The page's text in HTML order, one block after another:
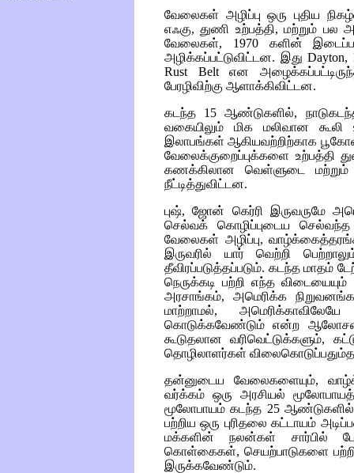
வேலைகள் அழிப்பு ஒரு புதிய
எஃகு, துணி உற்பத்தி, மற்றும் பல
வேலைகள், 1970 களின்
அழிக்கப்பட்டுவிட்டன. இதுDayton,
Rust Beltஎன
பேரழிவிற்கு ஆளாக்கிவிட்டன.
கடந்த 15 ஆண்டுகளில்,
வகையிலும் மிக மலிவான கூலி
இலாபங்கள் ஆகியவற்றிற்காக
வேலைக்குறைப்புக்களை உற்பத்தி
கணக்கிலான வெள்ளுடை மற்றும்
நீட்டித்துவிட்டன.
புஷ், ஜோன் கெர்ரி இருவருமே
செல்வக் கொழிப்புடைய செல்வந்த
வேலைகள் அழிப்பு,
இருவரில் யார் வெற்றி
தீவிரப்படுத்தப்படும். கடந்த மாதம்
நெருக்கடி பற்றி எந்த
அரசாங்கம், அமெரிக்க
மாற்றாமல்,
கொடுக்கவேண்டும் என்ற
கூடுதலான வரிவெட்டுக்களும்,
தொழிலாளர்கள்
தன்னுடைய வேலைகளையும்,
வர்க்கம் ஒரு அரசியல்
மூலோபாயம் கடந்த 25 ஆண்டுகளில்
பற்றிய ஒரு புரிதலை கட்டாயம்
மக்களின் நலன்கள் சார்பில்
கொள்கைகள், செயற்பாடுகளை
இருக்கவேண்டும்.